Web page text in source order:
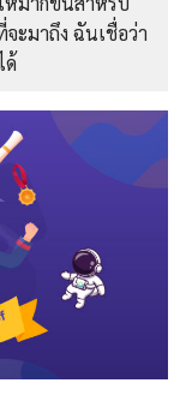
ะมาถึง ฉันเชื่อว่า
ด้